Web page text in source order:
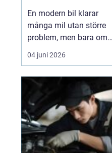
En modern bil klarar
många mil utan större
problem, men bara om
service och underhåll
sköts i tid. I ett klimat
kalla vintrar, saltade
vägar och snabba
skiftningar i temperatur,
ställs bilen inför extra
hårda påfrestningar.
Därfö...
04 juni 2026